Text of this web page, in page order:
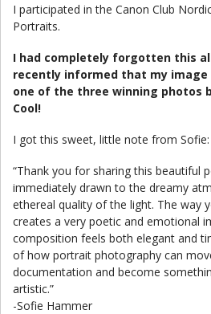
I participated in the Canon Club
Portraits.
I had completely forgotten this
recently informed that my image
one of the three winning photos
Cool!
I got this sweet, little note from Sofie:
“Thank you for sharing this beautiful
immediately drawn to the dreamy
ethereal quality of the light. The way
creates a very poetic and emotional
composition feels both elegant and
of how portrait photography can
documentation and become
artistic.”
-Sofie Hammer